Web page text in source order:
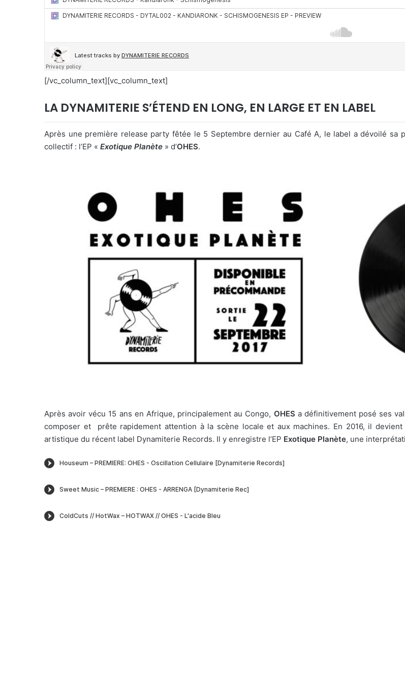
[/vc_column_text][vc_column_text]
LA DYNAMITERIE S’ÉTEND EN LONG, EN LARGE ET EN LABEL
Après une première release party fêtée le 5 Septembre dernier au Café A, le label a dévoilé sa
collectif : l’EP « Exotique Planète » d’OHES.
Après avoir vécu 15 ans en Afrique, principalement au Congo, OHES a définitivement posé ses
composer et
prête rapidement attention à la scène locale et aux machines. En 2016, il
artistique du récent label Dynamiterie Records. Il y enregistre l’EP Exotique Planète, une